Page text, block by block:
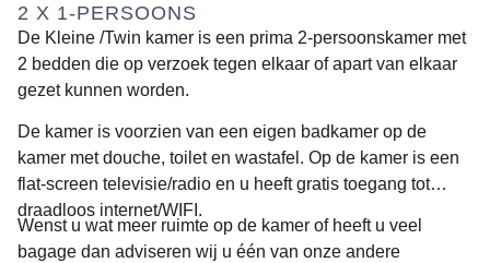
2 X 1-PERSOONS
De Kleine /Twin kamer is een prima 2-persoonskamer met
2 bedden die op verzoek tegen elkaar of apart van elkaar
gezet kunnen worden.
De kamer is voorzien van een eigen badkamer op de
kamer met douche, toilet en wastafel. Op de kamer is een
flat-screen televisie/radio en u heeft gratis toegang tot
draadloos internet/WIFI.
Wenst u wat meer ruimte op de kamer of heeft u veel
bagage dan adviseren wij u één van onze andere